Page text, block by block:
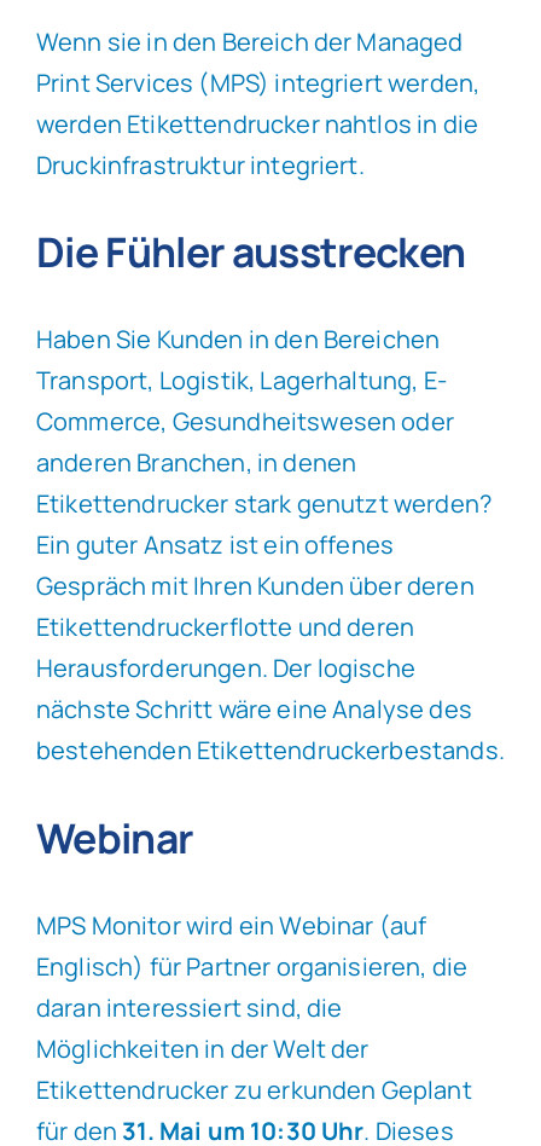
Wenn sie in den Bereich der Managed
Print Services (MPS) integriert werden,
werden Etikettendrucker nahtlos in die
Druckinfrastruktur integriert.
Die Fühler ausstrecken
Haben Sie Kunden in den Bereichen
Transport, Logistik, Lagerhaltung, E-
Commerce, Gesundheitswesen oder
anderen Branchen, in denen
Etikettendrucker stark genutzt werden?
Ein guter Ansatz ist ein offenes
Gespräch mit Ihren Kunden über deren
Etikettendruckerflotte und deren
Herausforderungen. Der logische
nächste Schritt wäre eine Analyse des
bestehenden Etikettendruckerbestands.
Webinar
MPS Monitor wird ein Webinar (auf
Englisch) für Partner organisieren, die
daran interessiert sind, die
Möglichkeiten in der Welt der
Etikettendrucker zu erkunden Geplant
für den 31. Mai um 10:30 Uhr. Dieses